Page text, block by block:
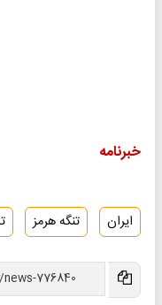
خبرنامه
ایران تنگه هرمز